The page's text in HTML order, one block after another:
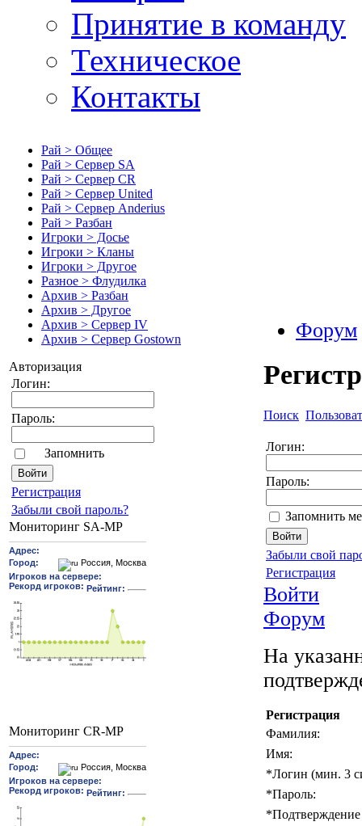
Принятие в команду
Техническое
Контакты
Рай > Общее
Рай > Сервер SA
Рай > Сервер CR
Рай > Сервер United
Рай > Сервер Anderius
Рай > Разбан
Игроки > Досье
Игроки > Кланы
Игроки > Другое
Разное > Флудилка
Архив > Разбан
Архив > Другое
Архив > Сервер IV
Архив > Сервер Gostown
Авторизация
Логин:
Пароль:
Запомнить
Pегиcтрaция
Забыли свой пароль?
Мониторинг SA-MP
Мониторинг CR-MP
Форум
Поиск
Логин:
Пароль:
Запомнить
Забыли свой
Регистрация
Войти
Форум
На
Регистрация
Фамилия:
Имя:
*Логин (мин. 3
*Пароль:
*Подтверждение